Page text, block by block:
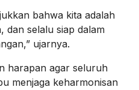
bahwa kita adalah
dan selalu siap dalam
ujarnya.
harapan agar seluruh
menjaga keharmonisan